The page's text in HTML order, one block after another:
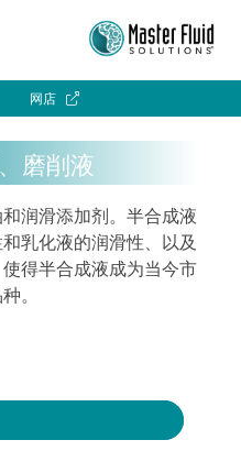
网店
磨削液
润滑添加剂。半合成液
乳化液的润滑性、以及
得半合成液成为当今市
。